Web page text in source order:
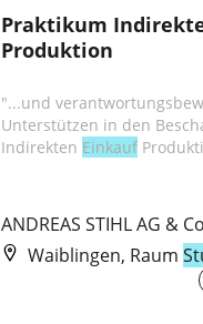
Praktikum
Produktion
"...und
Unterstützen in den
Indirekten Einkauf
ANDREAS STIHL AG &
Waiblingen, Raum